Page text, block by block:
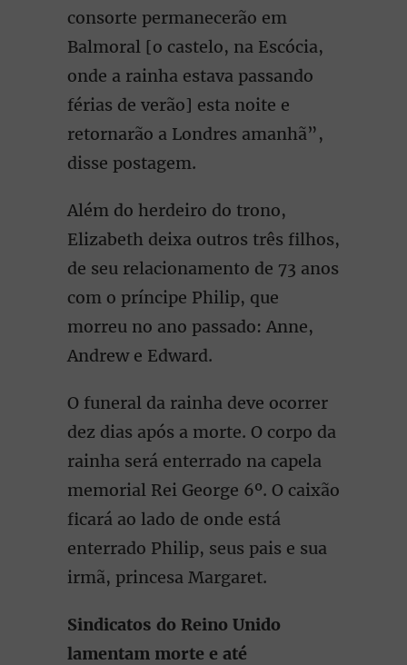
consorte permanecerão em
Balmoral [o castelo, na Escócia,
onde a rainha estava passando
férias de verão] esta noite e
retornarão a Londres amanhã”,
disse postagem.
Além do herdeiro do trono,
Elizabeth deixa outros três filhos,
de seu relacionamento de 73 anos
com o príncipe Philip, que
morreu no ano passado: Anne,
Andrew e Edward.
O funeral da rainha deve ocorrer
dez dias após a morte. O corpo da
rainha será enterrado na capela
memorial Rei George 6º. O caixão
ficará ao lado de onde está
enterrado Philip, seus pais e sua
irmã, princesa Margaret.
Sindicatos do Reino Unido
lamentam morte e até